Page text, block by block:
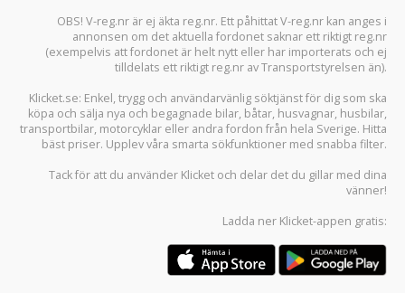
OBS! V-reg.nr är ej äkta reg.nr. Ett påhittat V-reg.nr kan anges i
annonsen om det aktuella fordonet saknar ett riktigt reg.nr
(exempelvis att fordonet är helt nytt eller har importerats och ej
tilldelats ett riktigt reg.nr av Transportstyrelsen än).
Klicket.se: Enkel, trygg och användarvänlig söktjänst för dig som ska
köpa och sälja nya och begagnade bilar, båtar, husvagnar, husbilar,
transportbilar, motorcyklar eller andra fordon från hela Sverige. Hitta
bäst priser. Upplev våra smarta sökfunktioner med snabba filter.
Tack för att du använder Klicket och delar det du gillar med dina
vänner!
Ladda ner Klicket-appen gratis: